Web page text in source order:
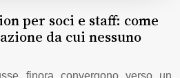
per soci e staff: come
da cui nessuno
finora convergono verso un